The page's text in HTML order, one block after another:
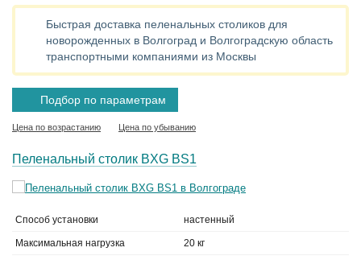
Быстрая доставка пеленальных столиков для
новорожденных в Волгоград и Волгоградскую область
транспортными компаниями из Москвы
Подбор по параметрам
Цена по возрастанию Цена по убыванию
Пеленальный столик BXG BS1
Способ установки настенный
Максимальная нагрузка 20 кг